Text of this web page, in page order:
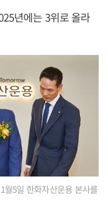
년에는 3위로 올라
월5일 한화자산운용 본사를